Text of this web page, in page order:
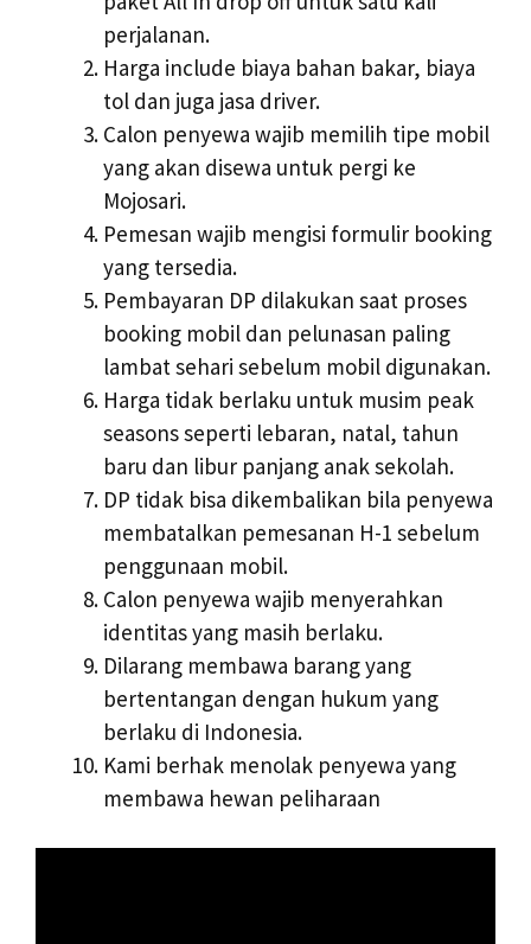
perjalanan.
Harga include biaya bahan bakar, biaya
tol dan juga jasa driver.
Calon penyewa wajib memilih tipe mobil
yang akan disewa untuk pergi ke
Mojosari.
Pemesan wajib mengisi formulir booking
yang tersedia.
Pembayaran DP dilakukan saat proses
booking mobil dan pelunasan paling
lambat sehari sebelum mobil digunakan.
Harga tidak berlaku untuk musim peak
seasons seperti lebaran, natal, tahun
baru dan libur panjang anak sekolah.
DP tidak bisa dikembalikan bila penyewa
membatalkan pemesanan H-1 sebelum
penggunaan mobil.
Calon penyewa wajib menyerahkan
identitas yang masih berlaku.
Dilarang membawa barang yang
bertentangan dengan hukum yang
berlaku di Indonesia.
Kami berhak menolak penyewa yang
membawa hewan peliharaan